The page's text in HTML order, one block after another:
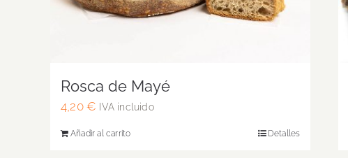
Rosca de Mayé
4,20 € IVA incluido
Añadir al carrito Detalles